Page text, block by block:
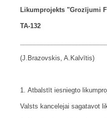
Likumprojekts "Grozījumi
TA-132
(J.Brazovskis, A.Kalvītis)
1. Atbalstīt iesniegto
Valsts kancelejai sagatavot